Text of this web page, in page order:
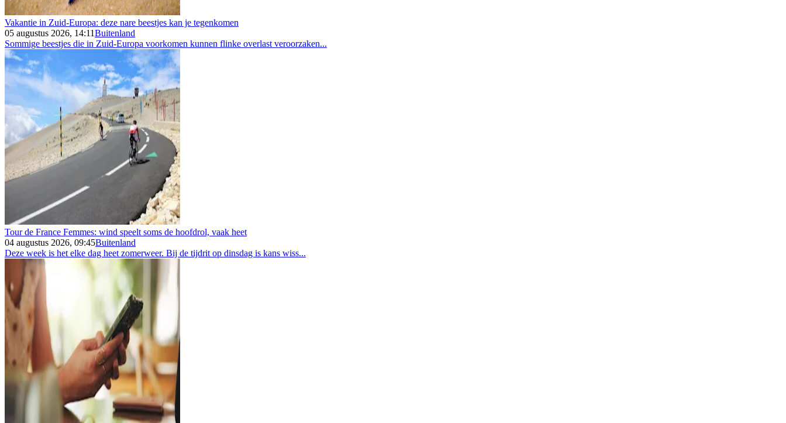
Vakantie in Zuid-Europa: deze nare beestjes kan je tegenkomen
05 augustus 2026, 14:11Buitenland
Sommige beestjes die in Zuid-Europa voorkomen kunnen flinke overlast veroorzaken...
Tour de France Femmes: wind speelt soms de hoofdrol, vaak heet
04 augustus 2026, 09:45Buitenland
Deze week is het elke dag heet zomerweer. Bij de tijdrit op dinsdag is kans wiss...